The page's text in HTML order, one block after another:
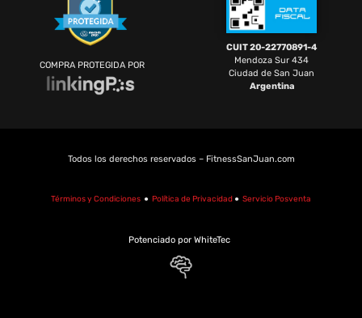
COMPRA PROTEGIDA POR
CUIT 20-22770891-4
Mendoza Sur 434
Ciudad de San Juan
Argentina
Todos los derechos reservados – FitnessSanJuan.com
Términos y Condiciones ● Política de Privacidad ● Servicio Posventa
Potenciado por WhiteTec